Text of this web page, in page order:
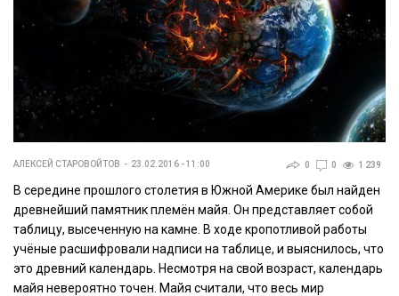
АЛЕКСЕЙ СТАРОВОЙТОВ 23.02.2016 - 11:00 0 0 1 239
В середине прошлого столетия в Южной Америке был найден
древнейший памятник племён майя. Он представляет собой
таблицу, высеченную на камне. В ходе кропотливой работы
учёные расшифровали надписи на таблице, и выяснилось, что
это древний календарь. Несмотря на свой возраст, календарь
майя невероятно точен. Майя считали, что весь мир